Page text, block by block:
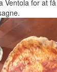
Ventola for at